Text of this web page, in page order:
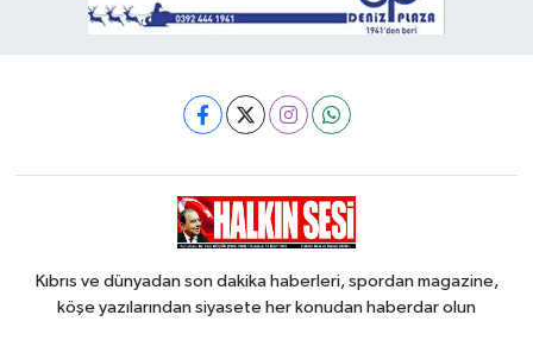
Kıbrıs ve dünyadan son dakika haberleri, spordan magazine,
köşe yazılarından siyasete her konudan haberdar olun